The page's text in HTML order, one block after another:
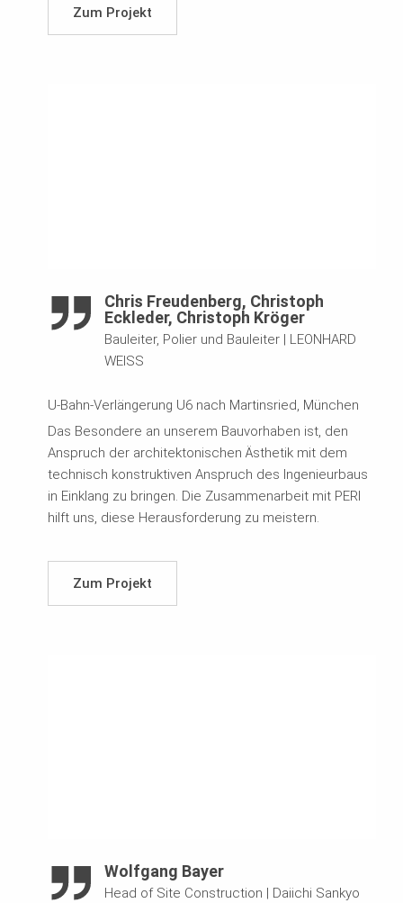
Zum Projekt
Chris Freudenberg, Christoph
Eckleder, Christoph Kröger
Bauleiter, Polier und Bauleiter | LEONHARD
WEISS
U-Bahn-Verlängerung U6 nach Martinsried, München
Das Besondere an unserem Bauvorhaben ist, den
Anspruch der architektonischen Ästhetik mit dem
technisch konstruktiven Anspruch des Ingenieurbaus
in Einklang zu bringen. Die Zusammenarbeit mit PERI
hilft uns, diese Herausforderung zu meistern.
Zum Projekt
Wolfgang Bayer
Head of Site Construction | Daiichi Sankyo